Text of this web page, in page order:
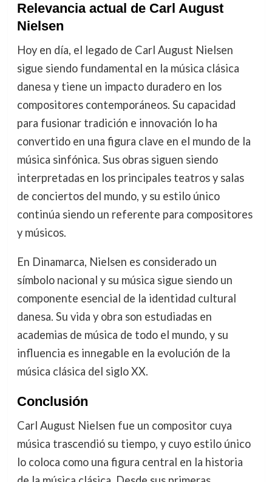
Relevancia actual de Carl August
Nielsen
Hoy en día, el legado de Carl August Nielsen
sigue siendo fundamental en la música clásica
danesa y tiene un impacto duradero en los
compositores contemporáneos. Su capacidad
para fusionar tradición e innovación lo ha
convertido en una figura clave en el mundo de la
música sinfónica. Sus obras siguen siendo
interpretadas en los principales teatros y salas
de conciertos del mundo, y su estilo único
continúa siendo un referente para compositores
y músicos.
En Dinamarca, Nielsen es considerado un
símbolo nacional y su música sigue siendo un
componente esencial de la identidad cultural
danesa. Su vida y obra son estudiadas en
academias de música de todo el mundo, y su
influencia es innegable en la evolución de la
música clásica del siglo XX.
Conclusión
Carl August Nielsen fue un compositor cuya
música trascendió su tiempo, y cuyo estilo único
lo coloca como una figura central en la historia